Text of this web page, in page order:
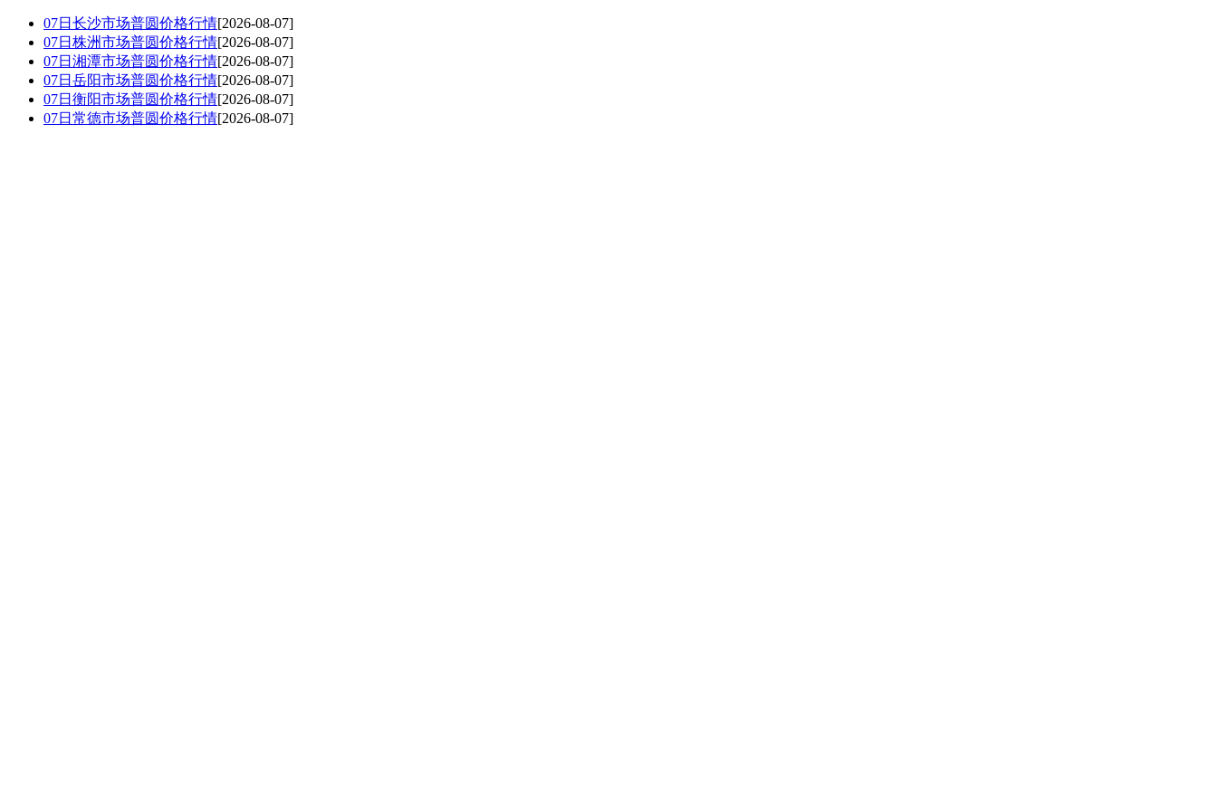
07日长沙市场普圆价格行情[2026-08-07]
07日株洲市场普圆价格行情[2026-08-07]
07日湘潭市场普圆价格行情[2026-08-07]
07日岳阳市场普圆价格行情[2026-08-07]
07日衡阳市场普圆价格行情[2026-08-07]
07日常德市场普圆价格行情[2026-08-07]